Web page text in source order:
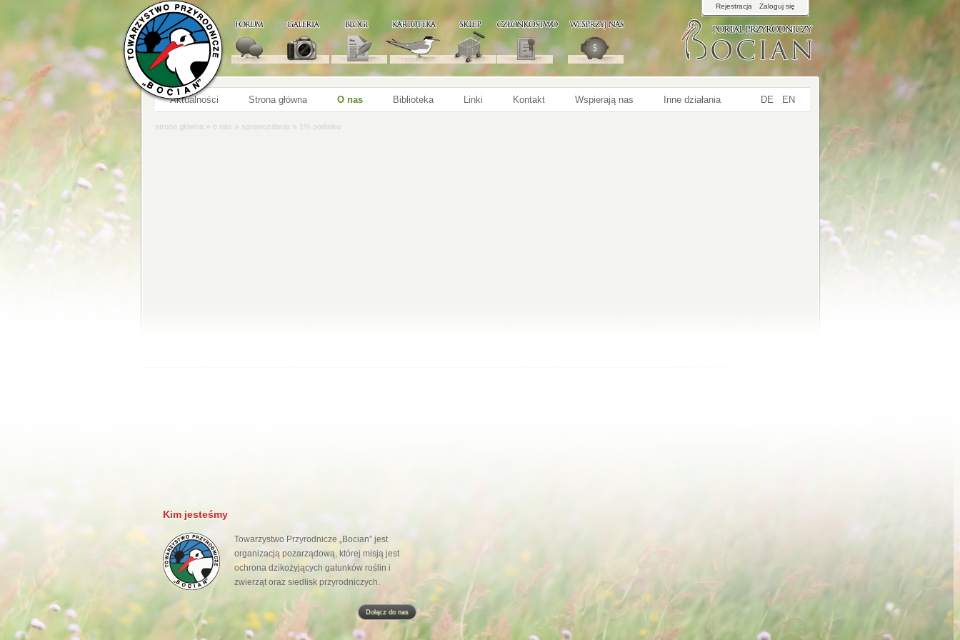
Zaloguj się
Rejestracja
EN
DE
Aktualności Strona główna O nas Biblioteka Linki Kontakt Wspierają nas Inne działania
strona główna » o nas » sprawozdania» 1% podatku
Kim jesteśmy
Towarzystwo Przyrodnicze „Bocian” jest
organizacją pozarządową, której misją jest
ochrona dzikożyjących gatunków roślin i
zwierząt oraz siedlisk przyrodniczych.
Dołącz do nas